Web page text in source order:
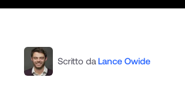
Scritto da Lance Owide